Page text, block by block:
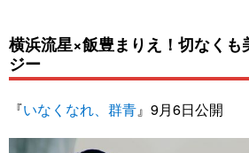
横浜流星×飯豊まりえ！切なくも
ジー
『いなくなれ、群青』9月6日公開